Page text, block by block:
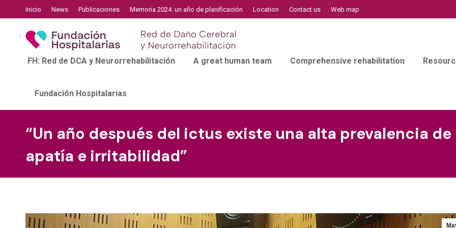
Inicio News Publicaciones Memoria 2024: un año de planificación Location Contact us Web map
FH: Red de DCA y Neurorrehabilitación A great human team Comprehensive rehabilitation
Fundación Hospitalarias
“Un año después del ictus existe una alta prevalencia
apatía e irritabilidad”